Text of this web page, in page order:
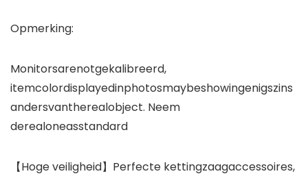
Opmerking:
Monitorsarenotgekalibreerd,
itemcolordisplayedinphotosmaybeshowingenigszins
andersvantherealobject. Neem
derealoneasstandard
【Hoge veiligheid】Perfecte kettingzaagaccessoires,